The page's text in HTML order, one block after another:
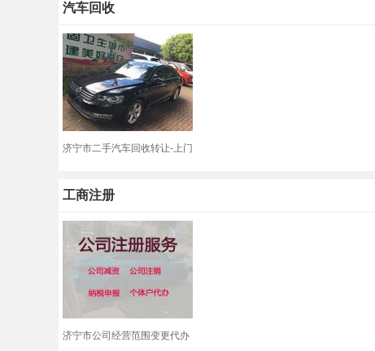
汽车回收
济宁市二手汽车回收转让-上门
工商注册
济宁市公司经营范围变更代办